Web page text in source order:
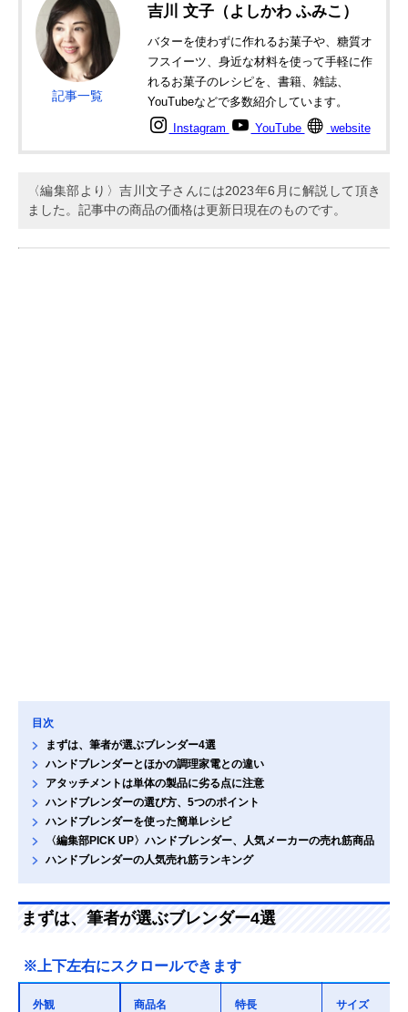
記事一覧
吉川 文子（よしかわ ふみこ）
バターを使わずに作れるお菓子や、糖質オ
フスイーツ、身近な材料を使って手軽に作
れるお菓子のレシピを、書籍、雑誌、
YouTubeなどで多数紹介しています。
Instagram YouTube website
〈編集部より〉吉川文子さんには2023年6月に解説して頂き
ました。記事中の商品の価格は更新日現在のものです。
目次
まずは、筆者が選ぶブレンダー4選
ハンドブレンダーとほかの調理家電との違い
アタッチメントは単体の製品に劣る点に注意
ハンドブレンダーの選び方、5つのポイント
ハンドブレンダーを使った簡単レシピ
〈編集部PICK UP〉ハンドブレンダー、人気メーカーの売れ筋商品
ハンドブレンダーの人気売れ筋ランキング
まずは、筆者が選ぶブレンダー4選
※上下左右にスクロールできます
外観 商品名 特長 サイズ